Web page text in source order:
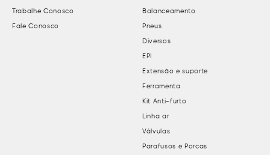
Trabalhe Conosco
Fale Conosco
Balanceamento
Pneus
Diversos
EPI
Extensão e suporte
Ferramenta
Kit Anti-furto
Linha ar
Válvulas
Parafusos e Porcas